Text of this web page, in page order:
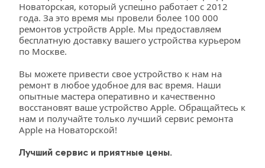
Новаторская, который успешно работает с 2012
года. За это время мы провели более 100 000
ремонтов устройств Apple. Мы предоставляем
бесплатную доставку вашего устройства курьером
по Москве.
Вы можете привести свое устройство к нам на
ремонт в любое удобное для вас время. Наши
опытные мастера оперативно и качественно
восстановят ваше устройство Apple. Обращайтесь к
нам и получайте только лучший сервис ремонта
Apple на Новаторской!
Лучший сервис и приятные цены.